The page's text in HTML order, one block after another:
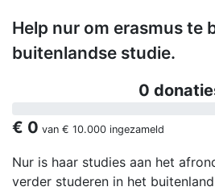
Help nur om erasmus te
buitenlandse studie.
0
€ 0 van € 10.000 ingezameld
Nur is haar studies aan het
verder studeren in het